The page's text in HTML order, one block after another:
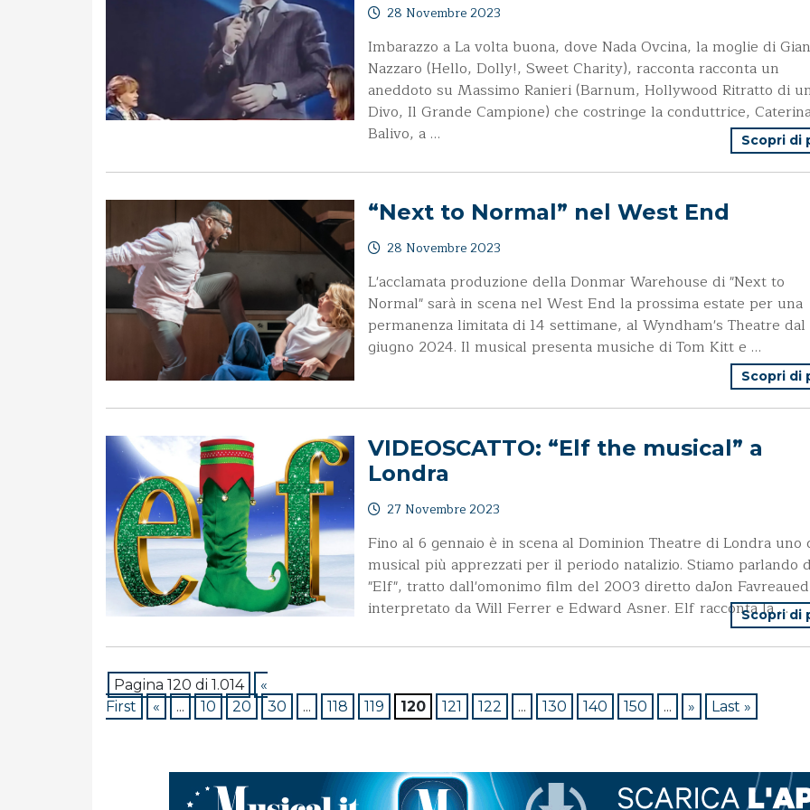
28 Novembre 2023
Imbarazzo a La volta buona, dove Nada Ovcina, la moglie di
Nazzaro (Hello, Dolly!, Sweet Charity), racconta racconta un
aneddoto su Massimo Ranieri (Barnum, Hollywood Ritratto di
Divo, Il Grande Campione) che costringe la conduttrice,
Balivo, a …
Scopri di
“Next to Normal” nel West End
28 Novembre 2023
L'acclamata produzione della Donmar Warehouse di "Next to
Normal" sarà in scena nel West End la prossima estate per una
permanenza limitata di 14 settimane, al Wyndham's Theatre dal
giugno 2024. Il musical presenta musiche di Tom Kitt e …
Scopri di
VIDEOSCATTO: “Elf the musical” a
Londra
27 Novembre 2023
Fino al 6 gennaio è in scena al Dominion Theatre di Londra uno
musical più apprezzati per il periodo natalizio. Stiamo parlando
"Elf", tratto dall'omonimo film del 2003 diretto daJon Favreaued
interpretato da Will Ferrer e Edward Asner. Elf racconta la …
Scopri di
Pagina 120 di 1.014
«
First
« ... 10 20 30 ... 118 119 120 121 122 ... 130 140 150 ... » Last »